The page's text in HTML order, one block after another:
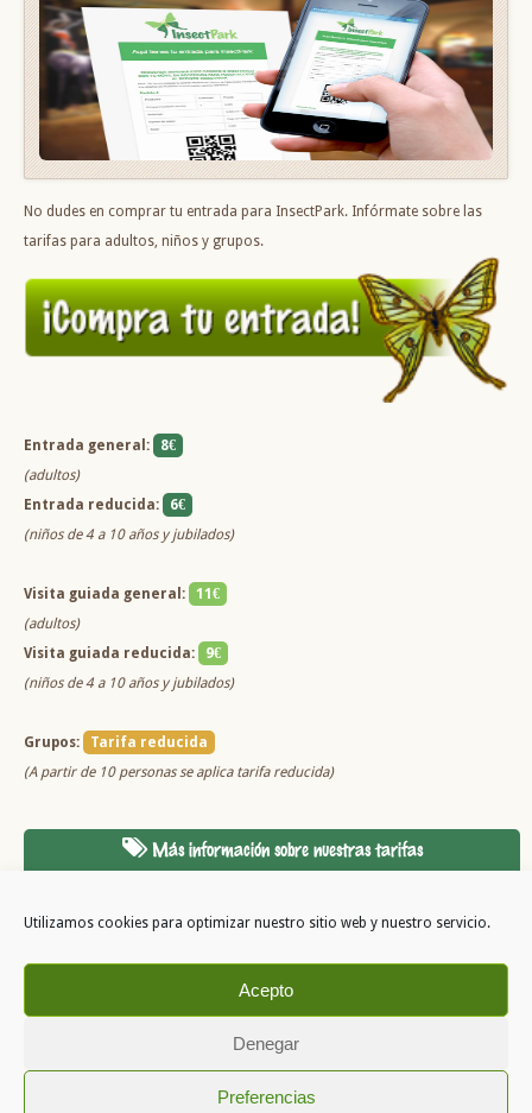
Utilizamos cookies para optimizar nuestro sitio web y nuestro servicio.
Acepto
Denegar
Preferencias
No dudes en comprar tu entrada para InsectPark. Infórmate sobre las
tarifas para adultos, niños y grupos.
Entrada general:
8€
(adultos)
Entrada reducida:
6€
(niños de 4 a 10 años y jubilados)
Visita guiada general:
11€
(adultos)
Visita guiada reducida:
9€
(niños de 4 a 10 años y jubilados)
Grupos:
Tarifa reducida
(A partir de 10 personas se aplica tarifa reducida)
Más información sobre nuestras tarifas